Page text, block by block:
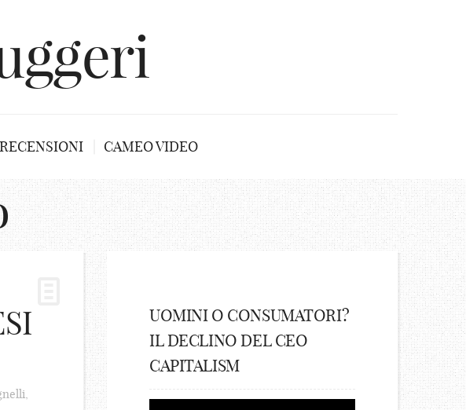
RECENSIONI CAMEO VIDEO
,
UOMINI O CONSUMATORI?
IL DECLINO DEL CEO
CAPITALISM